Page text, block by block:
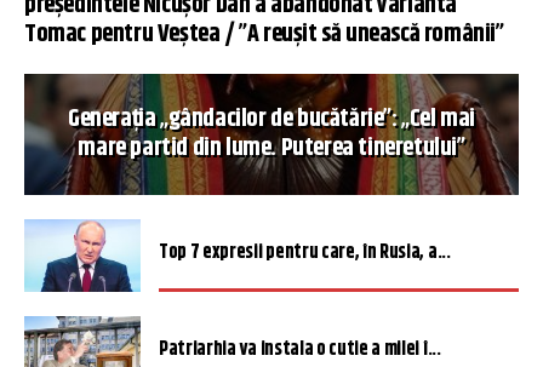
Tomac pentru Veștea / ”A reușit să unească românii”
Generația „gândacilor de bucătărie”: „Cel mai
mare partid din lume. Puterea tineretului”
Top 7 expresii pentru care, în Rusia, a...
Patriarhia va instala o cutie a milei î...